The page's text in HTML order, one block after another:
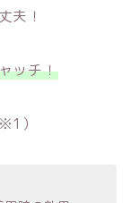
夫！
ッチ！
）